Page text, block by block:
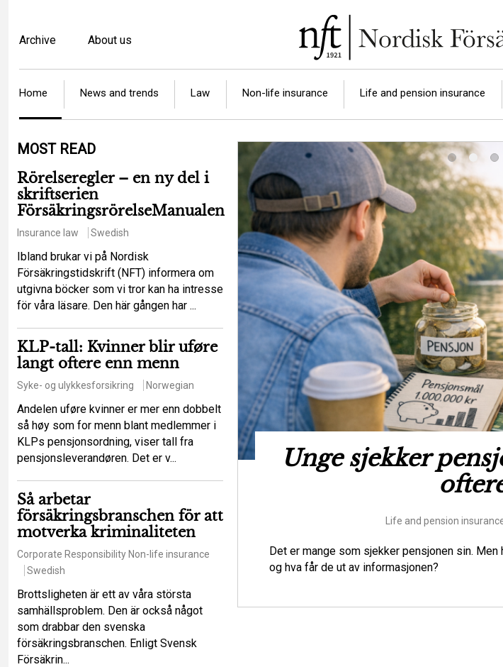
mainTop
menu
Archive About us
Article
categories
Home News and trends Law Non-life insurance Life and pension insurance
MOST READ
Rörelseregler – en ny del i
skriftserien
FörsäkringsrörelseManualen
Insurance law Swedish
Ibland brukar vi på Nordisk
Försäkringstidskrift (NFT) informera om
utgivna böcker som vi tror kan ha intresse
för våra läsare. Den här gången har ...
KLP-tall: Kvinner blir uføre
langt oftere enn menn
Syke- og ulykkesforsikring Norwegian
Andelen uføre kvinner er mer enn dobbelt
så høy som for menn blant medlemmer i
KLPs pensjonsordning, viser tall fra
pensjonsleverandøren. Det er v...
Så arbetar
försäkringsbranschen för att
motverka kriminaliteten
Corporate Responsibility Non-life insurance
Swedish
Brottsligheten är ett av våra största
samhällsproblem. Den är också något
som drabbar den svenska
försäkringsbranschen. Enligt Svensk
Försäkrin...
hot mot de
principerna?
lawRegulations Swedish
ett större antal försäkringstagare ska
som en enskild försäkringstagare
Unge sjekker
Life and pension
Det er mange som sjekker pensjonen sin.
og hva får de ut av informasjonen?